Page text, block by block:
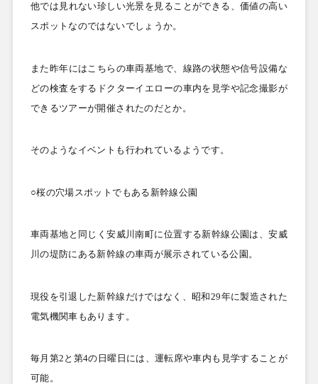
他では見れない珍しい光景を見ることができる、価値の高い
スポットなのではないでしょうか。
また昨年にはこちらの車両基地で、線路の状態や信号設備な
どの検査をするドクターイエローの車内を見学や記念撮影が
できるツアーが開催されたのだとか。
そのようなイベントも行われているようです。
○桜の穴場スポットでもある新幹線公園
車両基地と同じく安威川南町に位置する新幹線公園は、安威
川の堤防にある新幹線の車両が展示されている公園。
現役を引退した新幹線だけではなく、昭和29年に製造された
電気機関車もあります。
毎月第2 と第4の日曜日には、運転席や車内も見学することが
可能。